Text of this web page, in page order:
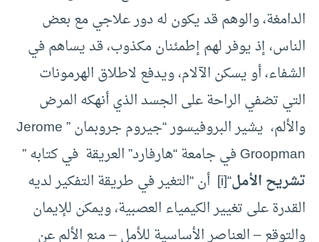
الدامغة، والوهم قد يكون له دور علاجي مع بعض
الناس، إذ يوفر لهم إطمئنان مكذوب، قد يساهم في
الشفاء، أو يسكن الآلام، ويدفع لاطلاق الهرمونات
التي تضفي الراحة على الجسد الذي أنهكه المرض
والألم، يشير البروفيسور “جيروم جروبمان ” Jerome
Groopman في جامعة “هارفارد” العريقة في كتابه ”
تشريح الأمل “[i] أن “التغير في طريقة التفكير لديه
القدرة على تغيير الكيمياء العصبية، ويمكن للإيمان
والتوقع – العناصر الأساسية للأمل – منع الألم عن